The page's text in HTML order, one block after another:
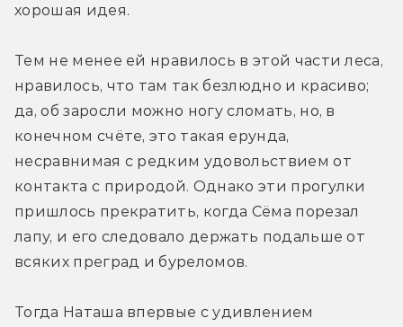
хорошая идея.
Тем не менее ей нравилось в этой части леса,
нравилось, что там так безлюдно и красиво;
да, об заросли можно ногу сломать, но, в
конечном счёте, это такая ерунда,
несравнимая с редким удовольствием от
контакта с природой. Однако эти прогулки
пришлось прекратить, когда Сёма порезал
лапу, и его следовало держать подальше от
всяких преград и буреломов.
Тогда Наташа впервые с удивлением